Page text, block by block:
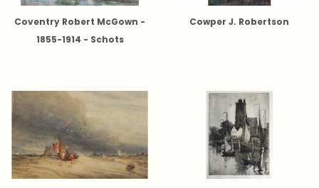
Coventry Robert McGown -
1855-1914 - Schots
Cowper J. Robertson